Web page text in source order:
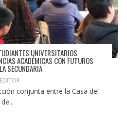
UNIVERSITARIOS
ACADÉMICAS CON FUTUROS
SECUNDARIA
EDITOR
conjunta entre la Casa del